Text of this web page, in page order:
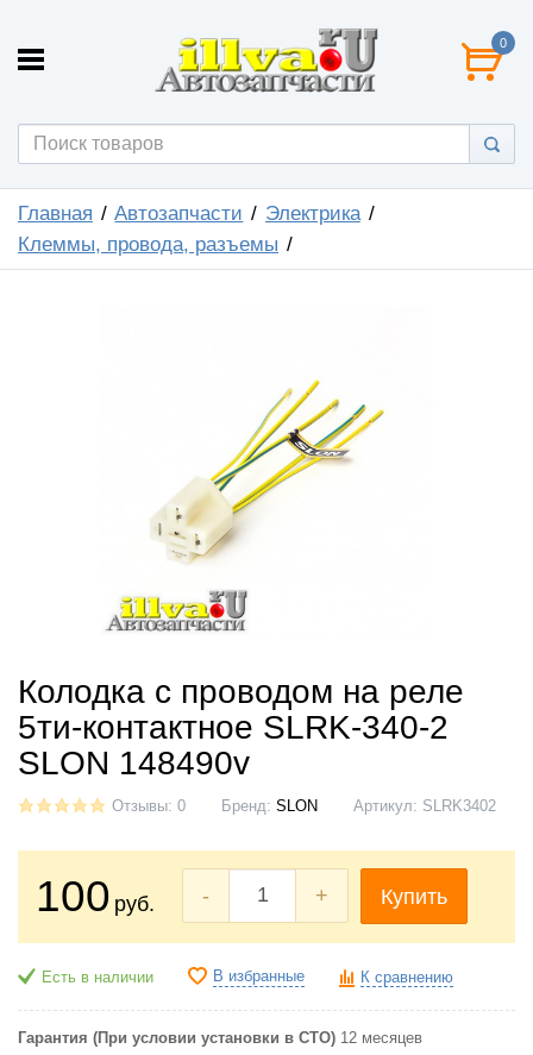
0
Главная Автозапчасти
Электрика
Клеммы, провода, разъемы
Колодка с проводом на реле
5ти-контактное SLRK-340-2
SLON 148490v
Отзывы: 0 Бренд: SLON Артикул: SLRK3402
100 руб. - + Купить
Есть в наличии В избранные К сравнению
Гарантия (При условии установки в СТО) 12 месяцев